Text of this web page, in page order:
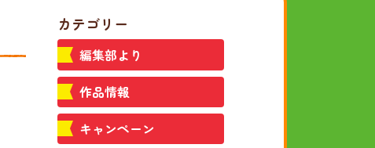
カテゴリー
編集部より
作品情報
キャンペーン